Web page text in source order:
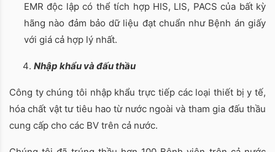
EMR độc lập có thể tích hợp HIS, LIS, PACS của bất kỳ
hãng nào đảm bảo dữ liệu đạt chuẩn như Bệnh án giấy
với giá cả hợp lý nhất.
Nhập khẩu và đấu thầu
Công ty chúng tôi nhập khẩu trực tiếp các loại thiết bị y tế,
hóa chất vật tư tiêu hao từ nước ngoài và tham gia đấu thầu
cung cấp cho các BV trên cả nước.